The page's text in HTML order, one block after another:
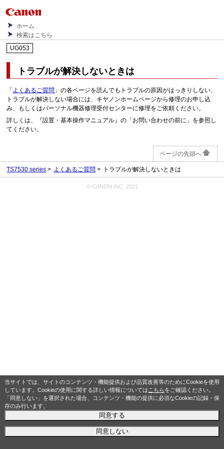
当サイトでは、サイトのコンテンツ・機能提供および品質改善等のためにCookieを使用
しています。Cookieの使用に関する詳しい情報については こちらをご確認ください。
「同意しない」を選択された場合、コンテンツ・機能の提供に必須なCookieの記録・保
存のみ行います。
同意する
同意しない
ホーム
検索はこちら
UG053
トラブルが解決しないときは
「 よくあるご質問 」の各ページを読んでもトラブルの原因がはっきりしない、
トラブルが解決しない場合には、キヤノンホームページから修理のお申し込
み、もしくはパーソナル機器修理受付センターに修理をご依頼ください。
詳しくは、『設置・基本操作マニュアル』の「お問い合わせの前に」を参照し
てください。
ページの先頭へ
TS7530 series よくあるご質問 トラブルが解決しないときは
© CANON INC. 2021